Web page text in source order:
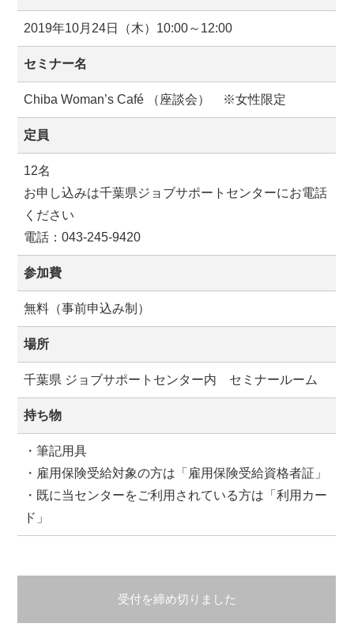
2019年10月24日（木）10:00～12:00
セミナー名
Chiba Woman’s Café （座談会） ※女性限定
定員
12名
お申し込みは千葉県ジョブサポートセンターにお電話
ください
電話：043-245-9420
参加費
無料（事前申込み制）
場所
千葉県 ジョブサポートセンター内 セミナールーム
持ち物
・筆記用具
・雇用保険受給対象の方は「雇用保険受給資格者証」
・既に当センターをご利用されている方は「利用カー
ド」
受付を締め切りました